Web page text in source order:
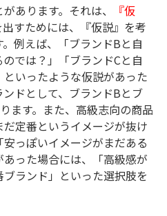
あります。それは、
『仮
すためには、『仮説』を考
例えば、「ブランドBと自
では？」「ブランドCと自
いったような仮説があった
ドとして、ブランドBとブ
ます。また、高級志向の商品
定番というイメージが抜け
っぽいイメージがまだある
った場合には、「高級感が
ランド」といった選択肢を